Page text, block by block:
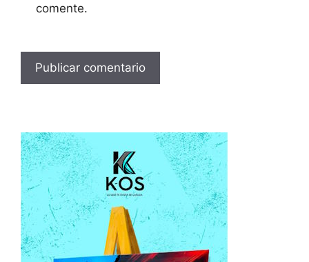
comente.